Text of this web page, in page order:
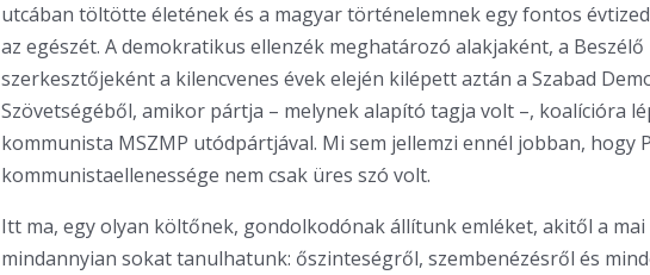
utcában töltötte életének és a magyar történelemnek egy fontos
az egészét. A demokratikus ellenzék meghatározó alakjaként, a Beszélő
szerkesztőjeként a kilencvenes évek elején kilépett aztán a Szabad
Szövetségéből, amikor pártja – melynek alapító tagja volt –, koalícióra
kommunista MSZMP utódpártjával. Mi sem jellemzi ennél jobban, hogy
kommunistaellenessége nem csak üres szó volt.
Itt ma, egy olyan költőnek, gondolkodónak állítunk emléket, akitől a
mindannyian sokat tanulhatunk: őszinteségről, szembenézésről és